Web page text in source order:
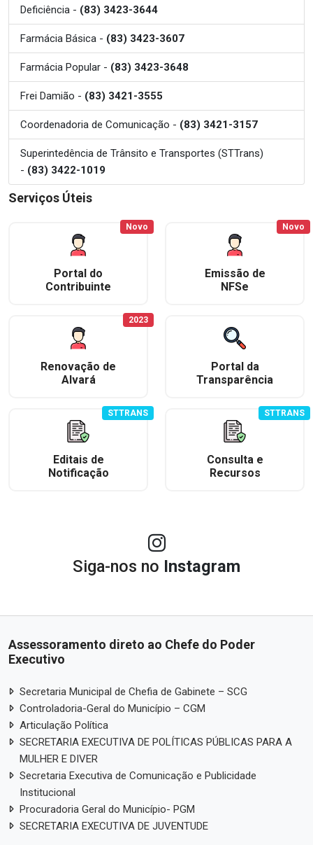
Deficiência - (83) 3423-3644
Farmácia Básica - (83) 3423-3607
Farmácia Popular - (83) 3423-3648
Frei Damião - (83) 3421-3555
Coordenadoria de Comunicação - (83) 3421-3157
Superintedência de Trânsito e Transportes (STTrans)
- (83) 3422-1019
Serviços Úteis
Portal do
Contribuinte
Novo
Emissão de
NFSe
Novo
Renovação de
Alvará
2023
Portal da
Transparência
Editais de
Notificação
STTRANS
Consulta e
Recursos
STTRANS
Siga-nos no Instagram
Assessoramento direto ao Chefe do Poder
Executivo
Secretaria Municipal de Chefia de Gabinete – SCG
Controladoria-Geral do Município – CGM
Articulação Política
SECRETARIA EXECUTIVA DE POLÍTICAS PÚBLICAS PARA A
MULHER E DIVER
Secretaria Executiva de Comunicação e Publicidade
Institucional
Procuradoria Geral do Município- PGM
SECRETARIA EXECUTIVA DE JUVENTUDE